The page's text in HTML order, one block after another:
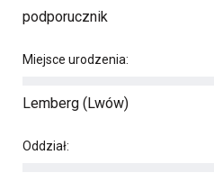
podporucznik
Miejsce urodzenia:
Lemberg (Lwów)
Oddział: